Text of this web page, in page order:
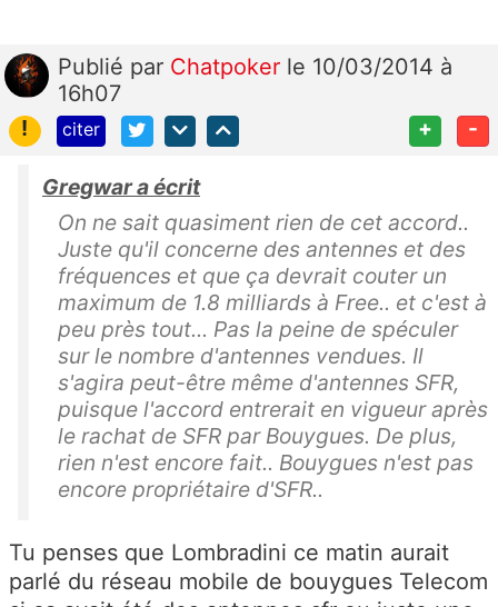
Publié par Chatpoker le 10/03/2014 à
16h07
!
citer + -
Gregwar a écrit
On ne sait quasiment rien de cet accord..
Juste qu'il concerne des antennes et des
fréquences et que ça devrait couter un
maximum de 1.8 milliards à Free.. et c'est à
peu près tout... Pas la peine de spéculer
sur le nombre d'antennes vendues. Il
s'agira peut-être même d'antennes SFR,
puisque l'accord entrerait en vigueur après
le rachat de SFR par Bouygues. De plus,
rien n'est encore fait.. Bouygues n'est pas
encore propriétaire d'SFR..
Tu penses que Lombradini ce matin aurait
parlé du réseau mobile de bouygues Telecom